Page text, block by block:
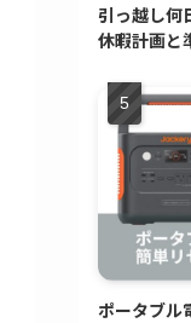
引っ越し何
休暇計画と
ポータブル